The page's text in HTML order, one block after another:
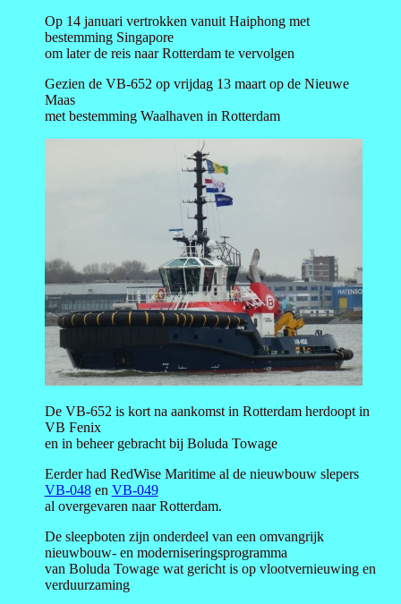
Op 14 januari vertrokken vanuit Haiphong met
bestemming Singapore
om later de reis naar Rotterdam te vervolgen
Gezien de VB-652 op vrijdag 13 maart op de Nieuwe
Maas
met bestemming Waalhaven in Rotterdam
De VB-652 is kort na aankomst in Rotterdam herdoopt in
VB Fenix
en in beheer gebracht bij Boluda Towage
Eerder had RedWise Maritime al de nieuwbouw slepers
VB-048en VB-049
al overgevaren naar Rotterdam.
De sleepboten zijn onderdeel van een omvangrijk
nieuwbouw- en moderniseringsprogramma
van Boluda Towage wat gericht is op vlootvernieuwing en
verduurzaming